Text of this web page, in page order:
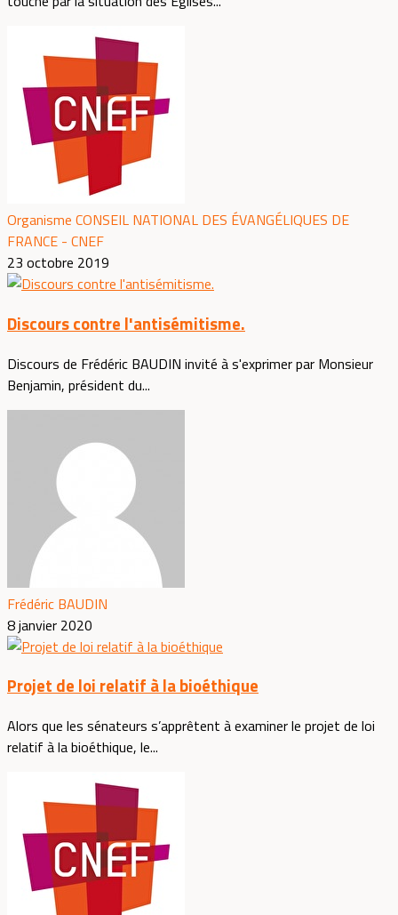
Organisme CONSEIL NATIONAL DES ÉVANGÉLIQUES DE
FRANCE - CNEF
23 octobre 2019
Discours contre l'antisémitisme.
Discours de Frédéric BAUDIN invité à s'exprimer par Monsieur
Benjamin, président du...
Frédéric BAUDIN
8 janvier 2020
Projet de loi relatif à la bioéthique
Alors que les sénateurs s’apprêtent à examiner le projet de loi
relatif à la bioéthique, le...